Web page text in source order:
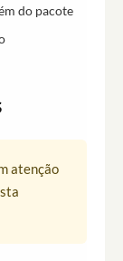
do pacote
atenção